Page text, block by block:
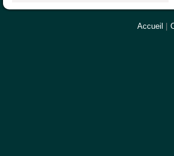
Accueil |